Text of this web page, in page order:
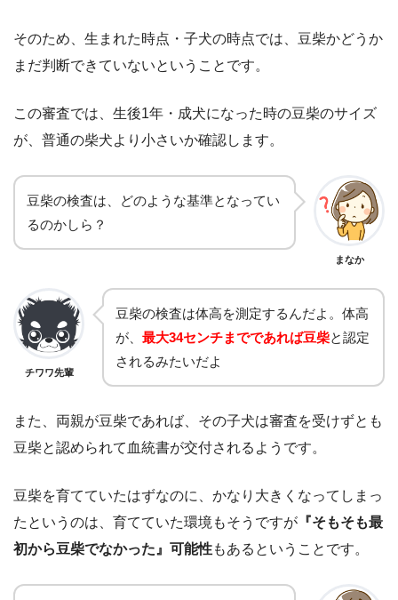
そのため、生まれた時点・子犬の時点では、豆柴かどうか
まだ判断できていないということです。
この審査では、生後1年・成犬になった時の豆柴のサイズ
が、普通の柴犬より小さいか確認します。
豆柴の検査は、どのような基準となってい
るのかしら？
まなか
チワワ先輩
豆柴の検査は体高を測定するんだよ。体高
が、 最大34センチまでであれば豆柴と認定
されるみたいだよ
また、両親が豆柴であれば、その子犬は審査を受けずとも
豆柴と認められて血統書が交付されるようです。
豆柴を育てていたはずなのに、かなり大きくなってしまっ
たというのは、育てていた環境もそうですが 『そもそも最
初から豆柴でなかった』可能性もあるということです。